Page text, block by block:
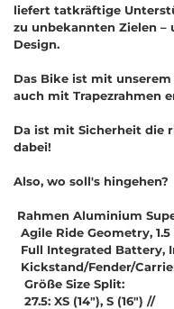
liefert tatkräftige
zu unbekannten Zielen –
Design.
Das Bike ist mit unserem
auch mit Trapezrahmen
Da ist mit Sicherheit die
dabei!
Also, wo soll's hingehen?
Rahmen Aluminium
Agile Ride Geometry,
Full Integrated Battery,
Kickstand/Fender/
Größe Size Split:
27.5: XS (14"), S (16") //